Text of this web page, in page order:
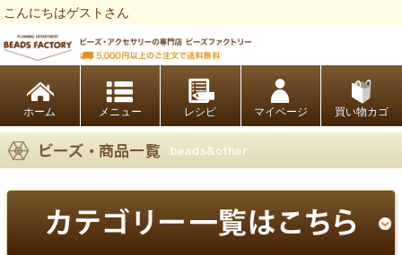
こんにちはゲストさん
ホーム レシピ マイページ 買い物カゴ